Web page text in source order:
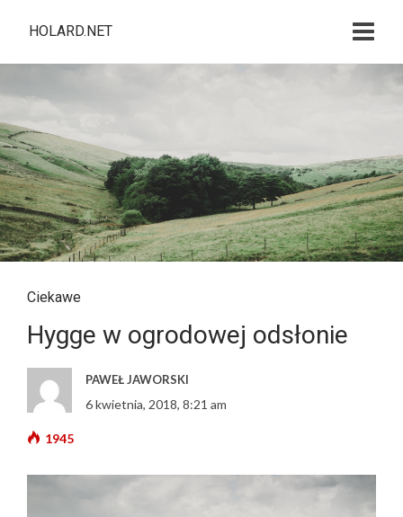
HOLARD.NET
Ciekawe
Hygge w ogrodowej odsłonie
PAWEŁ JAWORSKI
6 kwietnia, 2018, 8:21 am
1945